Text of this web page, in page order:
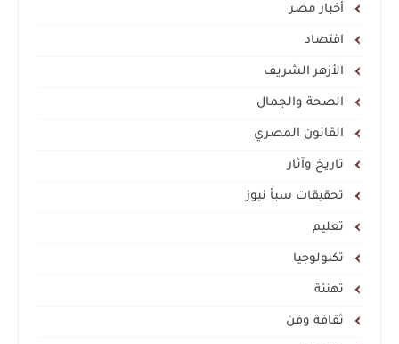
أخبار مصر
اقتصاد
الأزهر الشريف
الصحة والجمال
القانون المصري
تاريخ وآثار
تحقيقات سبأ نيوز
تعليم
تكنولوجيا
تهنئة
ثقافة وفن